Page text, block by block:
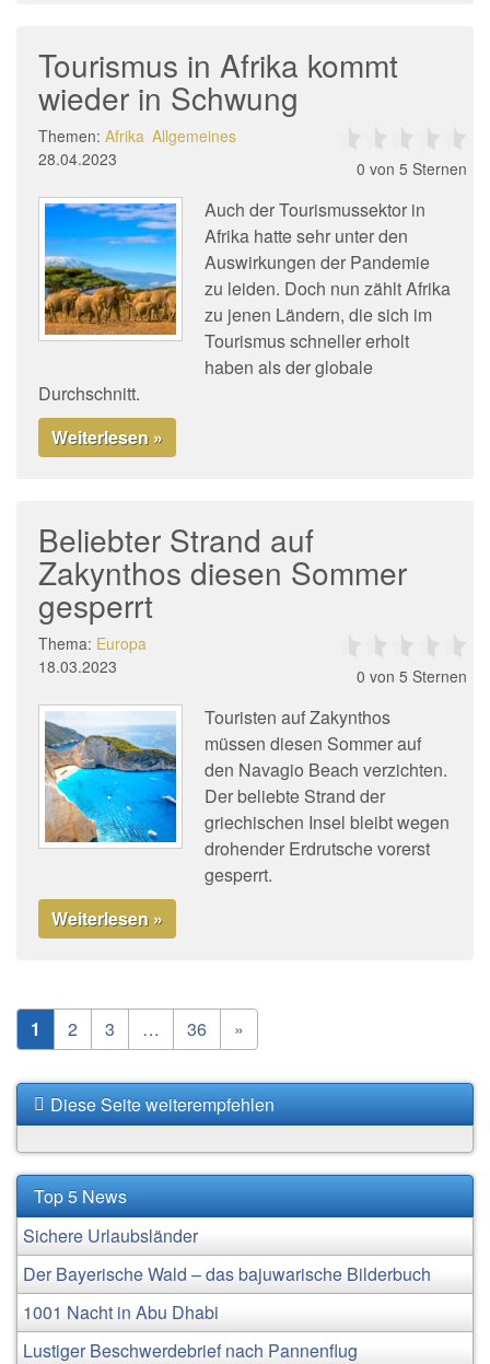
Tourismus in Afrika kommt
wieder in Schwung
Themen: Afrika Allgemeines
28.04.2023
0 von 5 Sternen
Auch der Tourismussektor in
Afrika hatte sehr unter den
Auswirkungen der Pandemie
zu leiden. Doch nun zählt Afrika
zu jenen Ländern, die sich im
Tourismus schneller erholt
haben als der globale
Durchschnitt.
Weiterlesen »
Beliebter Strand auf
Zakynthos diesen Sommer
gesperrt
Thema: Europa
18.03.2023
0 von 5 Sternen
Touristen auf Zakynthos
müssen diesen Sommer auf
den Navagio Beach verzichten.
Der beliebte Strand der
griechischen Insel bleibt wegen
drohender Erdrutsche vorerst
gesperrt.
Weiterlesen »
1 2 3 … 36 »
Diese Seite weiterempfehlen
Top 5 News
Sichere Urlaubsländer
Der Bayerische Wald – das bajuwarische Bilderbuch
1001 Nacht in Abu Dhabi
Lustiger Beschwerdebrief nach Pannenflug